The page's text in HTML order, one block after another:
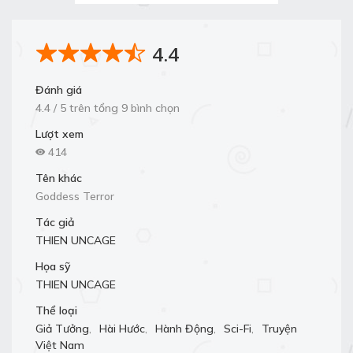
4.4
Đánh giá
4.4 / 5 trên tổng 9 bình chọn
Lượt xem
414
Tên khác
Goddess Terror
Tác giả
THIEN UNCAGE
Họa sỹ
THIEN UNCAGE
Thể loại
Giả Tưởng, Hài Hước, Hành Động, Sci-Fi,
Truyện
Việt Nam